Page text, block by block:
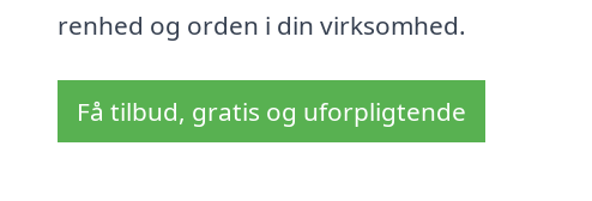
renhed og orden i din virksomhed.
Få tilbud, gratis og uforpligtende